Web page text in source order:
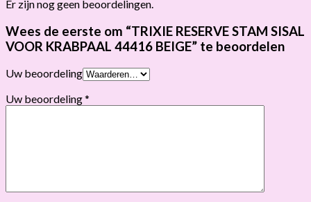
Er zijn nog geen beoordelingen.
Wees de eerste om “TRIXIE RESERVE STAM SISAL
VOOR KRABPAAL 44416 BEIGE” te beoordelen
Uw beoordeling
Uw beoordeling*